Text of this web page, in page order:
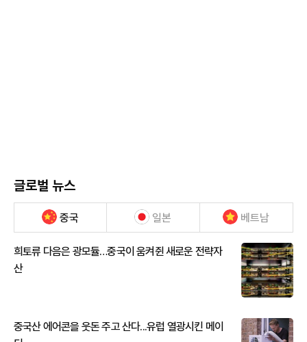
글로벌 뉴스
중국 일본 베트남
희토류 다음은 광모듈…중국이 움켜쥔 새로운 전략자
산
중국산 에어콘을 웃돈 주고 산다...유럽 열광시킨 메이